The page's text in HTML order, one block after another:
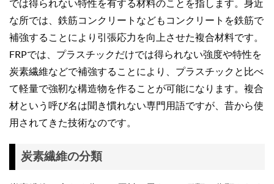
では得られない特性を有する材料のことを指します。身近
な所では、鉄筋コンクリートなどもコンクリートを鉄筋で
補強することにより引張応力を向上させた複合材料です。
FRPでは、プラスチックだけでは得られない強度や特性を
炭素繊維などで補強することにより、プラスチックと比べ
て軽量で強靭な構造物を作ることが可能になります。複合
材という呼び名は聞き慣れない専門用語ですが、昔から使
用されてきた技術なのです。
炭素繊維の分類